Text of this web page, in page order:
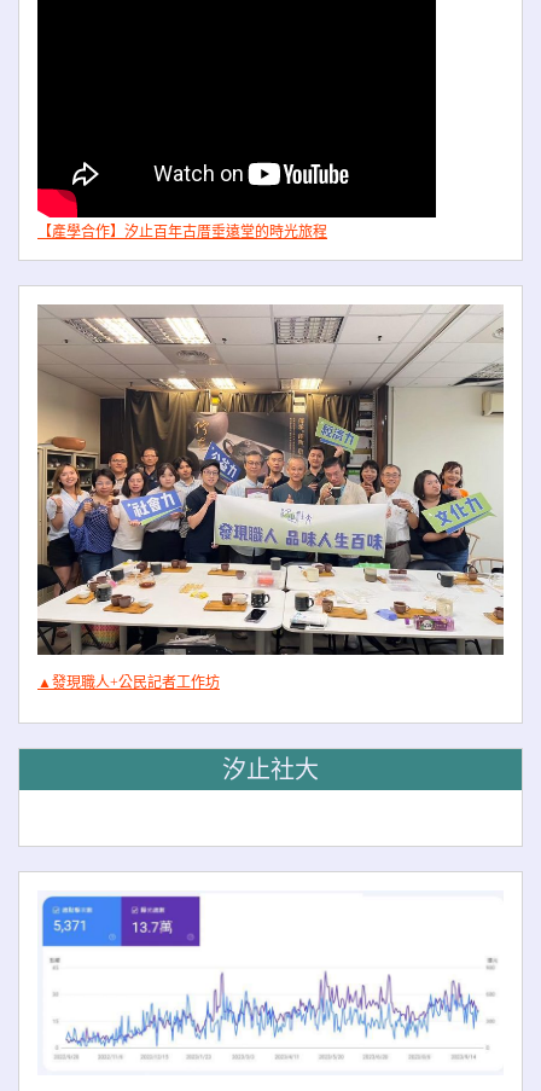
【產學合作】汐止百年古厝垂遠堂的時光旅程
▲發現職人+公民記者工作坊
汐止社大